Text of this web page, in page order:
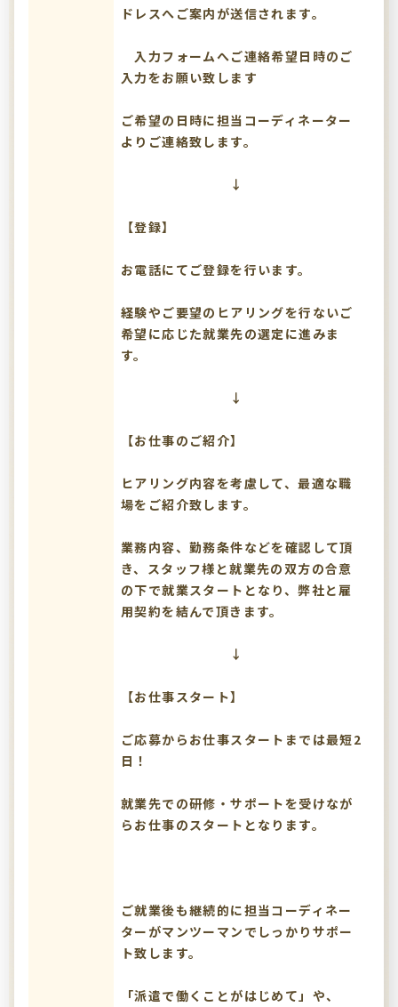
ドレスへご案内が送信されます。
入力フォームへご連絡希望日時のご
入力をお願い致します
ご希望の日時に担当コーディネーター
よりご連絡致します。
↓
【登録】
お電話にてご登録を行います。
経験やご要望のヒアリングを行ないご
希望に応じた就業先の選定に進みま
す。
↓
【お仕事のご紹介】
ヒアリング内容を考慮して、最適な職
場をご紹介致します。
業務内容、勤務条件などを確認して頂
き、スタッフ様と就業先の双方の合意
の下で就業スタートとなり、弊社と雇
用契約を結んで頂きます。
↓
【お仕事スタート】
ご応募からお仕事スタートまでは最短2
日！
就業先での研修・サポートを受けなが
らお仕事のスタートとなります。
ご就業後も継続的に担当コーディネー
ターがマンツーマンでしっかりサポー
ト致します。
「派遣で働くことがはじめて」や、